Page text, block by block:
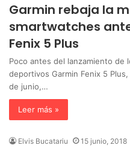
Garmin rebaja la
smartwatches
Fenix 5 Plus
Poco antes del lanzamiento de
deportivos Garmin Fenix 5
de junio,…
Leer más »
Elvis Bucatariu 15 junio, 2018